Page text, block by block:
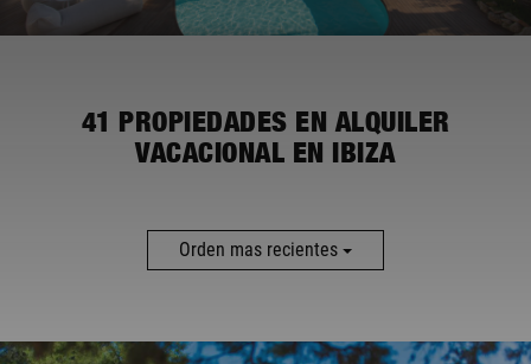
DORMITORIOS
BUSCAR
41
PROPIEDADES EN ALQUILER
VACACIONAL EN IBIZA
Orden mas recientes